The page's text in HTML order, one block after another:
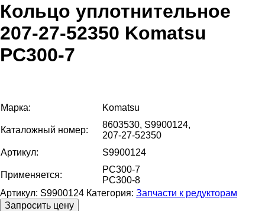
Кольцо уплотнительное
207-27-52350 Komatsu
PC300-7
Марка: Komatsu
Каталожный номер:
8603530, S9900124,
207-27-52350
Артикул:
S9900124
Применяется:
PC300-7
PC300-8
Артикул: S9900124 Категория: Запчасти к редукторам
Запросить цену